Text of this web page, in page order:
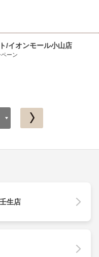
/イオンモール小山店
ーン
生店